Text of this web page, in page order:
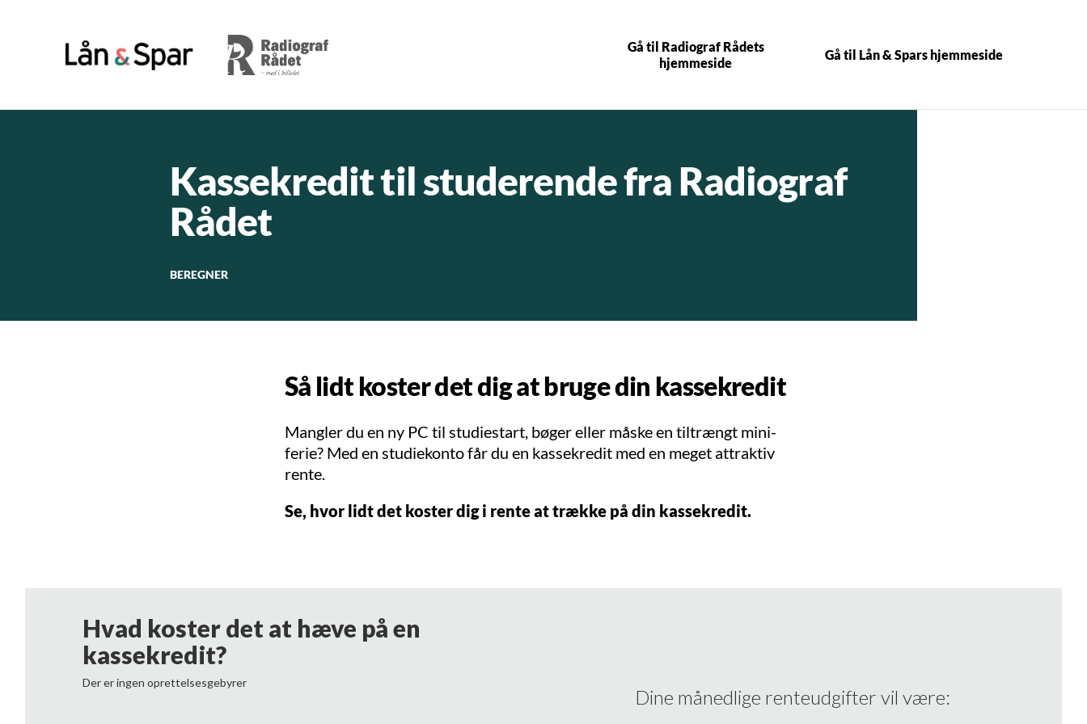
Gå til Radiograf Rådets
hjemmeside
Gå til Lån & Spars hjemmeside
BEREGNER
Kassekredit til studerende fra Radiograf
Rådet
Så lidt koster det dig at bruge din kassekredit
Mangler du en ny PC til studiestart, bøger eller måske en tiltrængt mini-
ferie? Med en studiekonto får du en kassekredit med en meget attraktiv
rente.
Se, hvor lidt det koster dig i rente at trække på din kassekredit.